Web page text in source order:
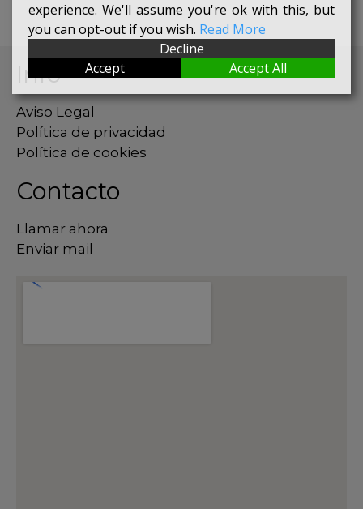
Info
Aviso Legal
Política de privacidad
Política de cookies
Contacto
Llamar ahora
Enviar mail
experience. We'll assume you're ok with this, but
you can opt-out if you wish. Read More
Decline
Accept
Accept All